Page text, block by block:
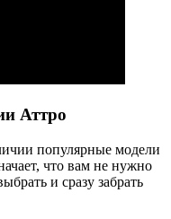
Аттро
популярные модели
что вам не нужно
и сразу забрать